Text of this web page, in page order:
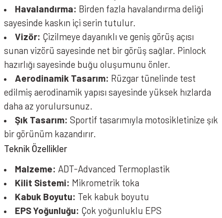
Havalandırma: Birden fazla havalandırma deliği
sayesinde kaskın içi serin tutulur.
Vizör: Çizilmeye dayanıklı ve geniş görüş açısı
sunan vizörü sayesinde net bir görüş sağlar. Pinlock
hazırlığı sayesinde buğu oluşumunu önler.
Aerodinamik Tasarım: Rüzgar tünelinde test
edilmiş aerodinamik yapısı sayesinde yüksek hızlarda
daha az yorulursunuz.
Şık Tasarım: Sportif tasarımıyla motosikletinize şık
bir görünüm kazandırır.
Teknik Özellikler
Malzeme: ADT-Advanced Termoplastik
Kilit Sistemi: Mikrometrik toka
Kabuk Boyutu: Tek kabuk boyutu
EPS Yoğunluğu: Çok yoğunluklu EPS